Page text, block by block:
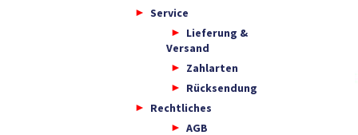
Service
Lieferung &
Versand
Zahlarten
Rücksendung
Rechtliches
AGB